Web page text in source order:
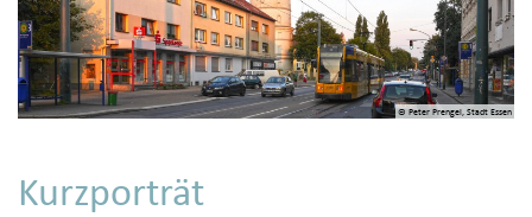
© Peter Prengel, Stadt Essen
Kurzporträt